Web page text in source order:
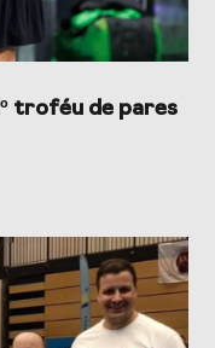
troféu de pares